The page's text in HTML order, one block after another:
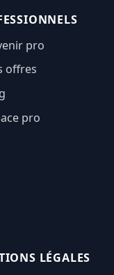
pro
offres
pro
LÉGALES